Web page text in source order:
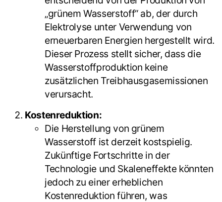
„grünem Wasserstoff“ ab, der durch
Elektrolyse unter Verwendung von
erneuerbaren Energien hergestellt wird.
Dieser Prozess stellt sicher, dass die
Wasserstoffproduktion keine
zusätzlichen Treibhausgasemissionen
verursacht.
Kostenreduktion:
Die Herstellung von grünem
Wasserstoff ist derzeit kostspielig.
Zukünftige Fortschritte in der
Technologie und Skaleneffekte könnten
jedoch zu einer erheblichen
Kostenreduktion führen, was